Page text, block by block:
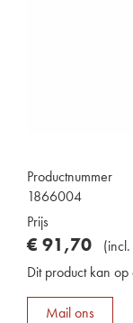
Productnummer
1866004
Prijs
€ 91,70 (
Dit product kan
Mail ons